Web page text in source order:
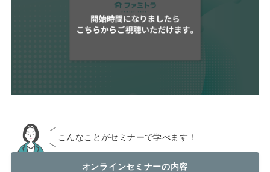
こんなことがセミナーで学べます！
オンラインセミナーの内容